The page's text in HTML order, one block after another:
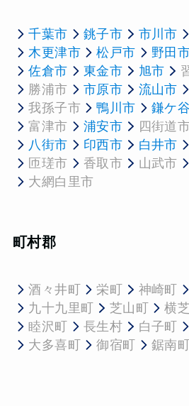
千葉市 銚子市 市川市
木更津市
松戸市 野田
佐倉市
東金市 旭市
勝浦市
市原市 流山市
我孫子市
鴨川市 鎌ケ
富津市
浦安市 四街道
八街市
印西市 白井市
匝瑳市
香取市 山武市
大網白里市
町村郡
酒々井町 栄町 神崎町
九十九里町
芝山町 横
睦沢町
長生村 白子町
大多喜町
御宿町 鋸南